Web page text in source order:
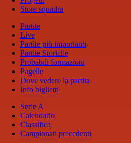
Store squadra
Partite
Live
Partite più importanti
Partite Storiche
Probabili formazioni
Pagelle
Dove vedere la partita
Info biglietti
Serie A
Calendario
Classifica
Campionati precedenti